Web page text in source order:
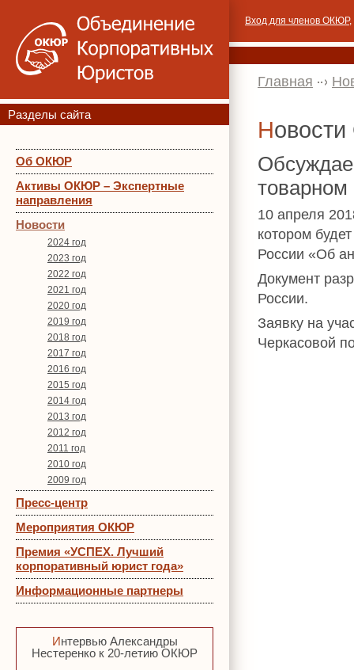
Разделы сайта
Об ОКЮР
Активы ОКЮР – Экспертные
направления
Новости
2024 год
2023 год
2022 год
2021 год
2020 год
2019 год
2018 год
2017 год
2016 год
2015 год
2014 год
2013 год
2012 год
2011 год
2010 год
2009 год
Пресс-центр
Мероприятия ОКЮР
Премия «УСПЕХ. Лучший
корпоративный юрист года»
Информационные партнеры
Интервью Александры
Нестеренко к 20-летию ОКЮР
Вход для членов ОКЮР,
Главная
товарном
10 апреля
котором
России «Об
Документ
России.
Заявку на
Черкасовой